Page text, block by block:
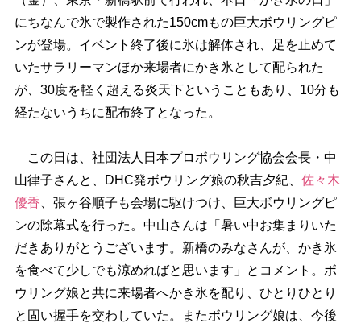
にちなんで氷で製作された150cmもの巨大ボウリングピ
ンが登場。イベント終了後に氷は解体され、足を止めて
いたサラリーマンほか来場者にかき氷として配られた
が、30度を軽く超える炎天下ということもあり、10分も
経たないうちに配布終了となった。
この日は、社団法人日本プロボウリング協会会長・中
山律子さんと、DHC発ボウリング娘の秋吉夕紀、 佐々木
優香 、張ヶ谷順子も会場に駆けつけ、巨大ボウリングピ
ンの除幕式を行った。中山さんは「暑い中お集まりいた
だきありがとうございます。新橋のみなさんが、かき氷
を食べて少しでも涼めればと思います」とコメント。ボ
ウリング娘と共に来場者へかき氷を配り、ひとりひとり
と固い握手を交わしていた。またボウリング娘は、今後